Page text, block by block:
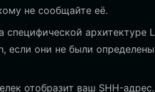
не сообщайте её.
специфической архитектуре
если они не были определены
отобразит ваш SHH-